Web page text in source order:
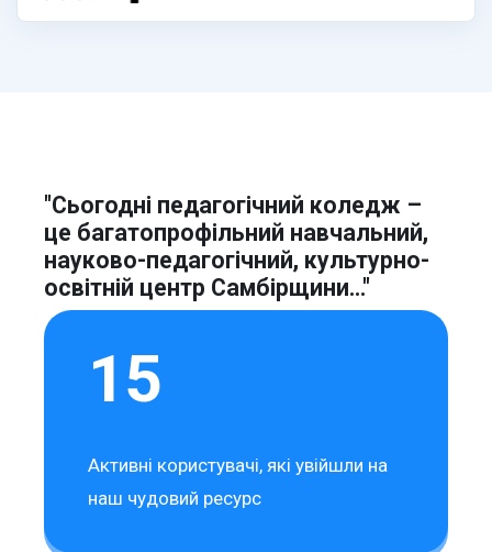
"Сьогодні педагогічний коледж –
це багатопрофільний навчальний,
науково-педагогічний, культурно-
освітній центр Самбірщини..."
15
Активні користувачі, які увійшли на
наш чудовий ресурс